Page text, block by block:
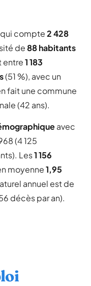
compte2 428
de88 habitants
entre1 183
(51 %), avec un
fait une commune
(42 ans).
avec
(4 125
Les1 156
moyenne1,95
annuel est de
décès par an).